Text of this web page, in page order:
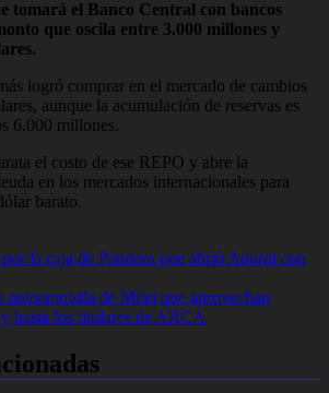
tomará el Banco Central con bancos
que oscila entre 3.000 millones y
logró comprar en el mercado de cambios
aunque la acumulación de reservas es
6.000 millones.
el costo de ese REPO y abre la
en los mercados internacionales para
barato.
la caja de Pandora que abrió Adorni con
autoamnistía de Milei que aprovechan
hasta los titulares de ARCA